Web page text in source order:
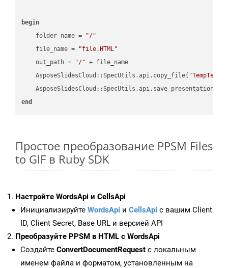
begin
    folder_name =
"/"
    file_name =
"file.HTML"
    out_path =
"/" + file_name
    AsposeSlidesCloud::SpecUtils.api.copy_file(
end
Простое преобразование PPSM Files
to GIF в Ruby SDK
Настройте WordsApi и CellsApi
Инициализируйте WordsApi и CellsApi с вашим Client
ID, Client Secret, Base URL и версией API
Преобразуйте PPSM в HTML с WordsApi
Создайте ConvertDocumentRequest с локальным
именем файла и форматом, установленным на